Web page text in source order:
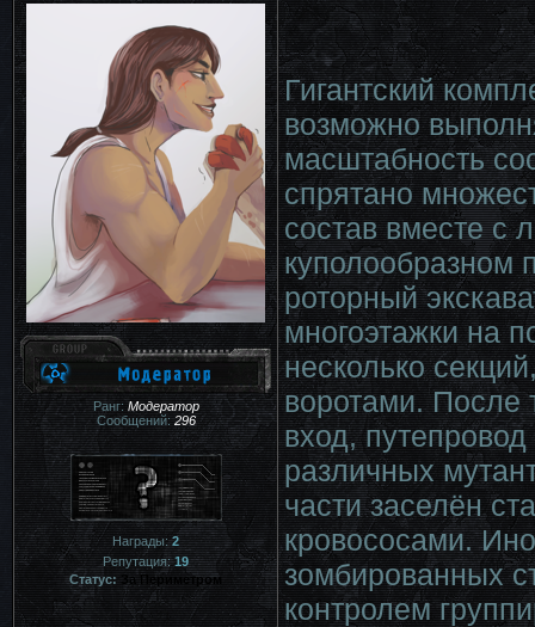
Ранг: Модератор
Сообщений:296
Награды:2
Репутация:19
Статус: За Периметром
Гигантский
возможно
масштабность
спрятано
состав вместе с
куполообразном
роторный
многоэтажки на
несколько
воротами. После
вход,
различных
части заселён
кровососами.
зомбированных
контролем